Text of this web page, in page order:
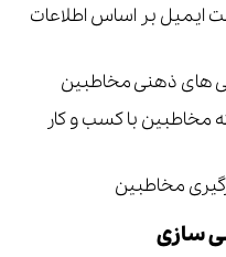
ایمیل بر اساس اطلاعات
های ذهنی مخاطبین
مخاطبین با کسب و کار
مخاطبین
سازی